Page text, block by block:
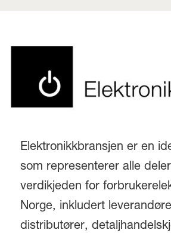
Elektronikkbransjen er en
som representerer alle
verdikjeden for
Norge, inkludert
distributører,